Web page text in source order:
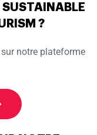
SUSTAINABLE
?
notre plateforme